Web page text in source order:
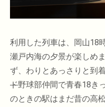
利用した列車は、岡山18
瀬戸内海の夕景が楽しめ
ず、わりとあっさりと到
ド野球部仲間で青春18き
のときの駅はまだ昔の高